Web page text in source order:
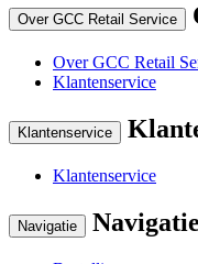
Over GCC Retail Service
Over GCC Retail
Klantenservice
Klantenservice
Klantenservice
Navigatie Navigatie